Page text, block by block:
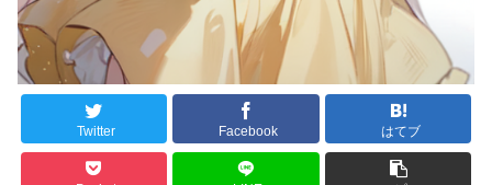
Twitter Facebook はてブ